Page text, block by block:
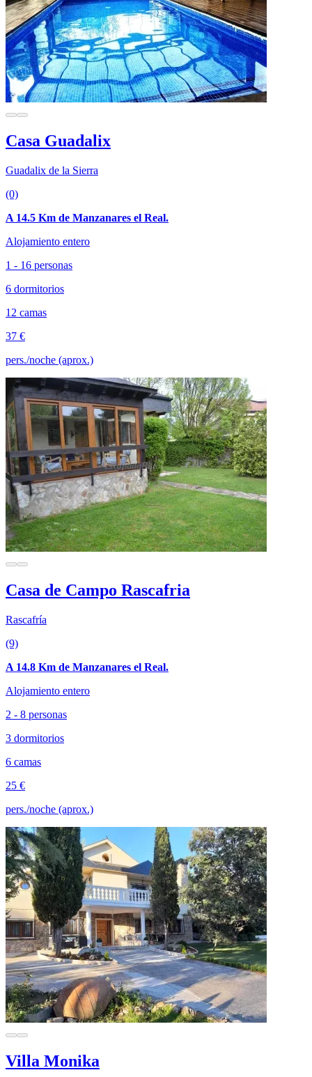
Casa Guadalix
Guadalix de la Sierra
(0)
A 14.5 Km de Manzanares el Real.
Alojamiento entero
1 - 16 personas
6 dormitorios
12 camas
37 €
pers./noche (aprox.)
Casa de Campo Rascafria
Rascafría
(9)
A 14.8 Km de Manzanares el Real.
Alojamiento entero
2 - 8 personas
3 dormitorios
6 camas
25 €
pers./noche (aprox.)
Villa Monika